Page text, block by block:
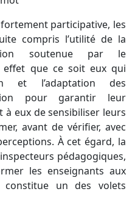
participative, les
compris l’utilité de la
soutenue par le
que ce soit eux qui
et l’adaptation des
pour garantir leur
à eux de sensibiliser leurs
avant de vérifier, avec
À cet égard, la
pédagogiques,
les enseignants aux
constitue un des volets